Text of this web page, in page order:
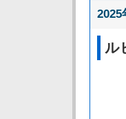
2025
ル